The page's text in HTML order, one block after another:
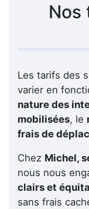
Nos
Les tarifs des
varier en
nature des
mobilisées, le
frais de
Chez Michel,
nous nous
clairs et
sans frais